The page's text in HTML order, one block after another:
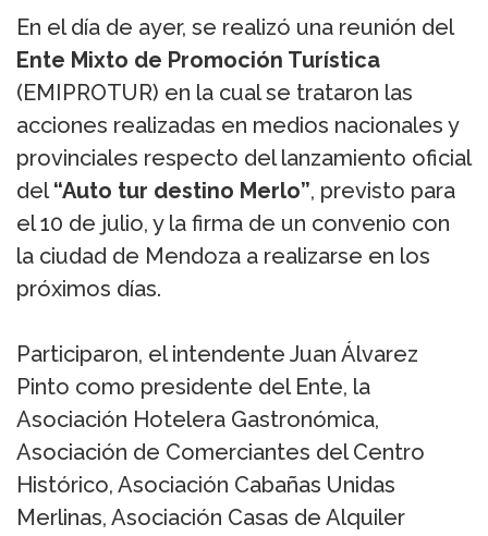
En el día de ayer, se realizó una reunión del
Ente Mixto de Promoción Turística
(EMIPROTUR) en la cual se trataron las
acciones realizadas en medios nacionales y
provinciales respecto del lanzamiento oficial
del“Auto tur destino Merlo”, previsto para
el 10 de julio, y la firma de un convenio con
la ciudad de Mendoza a realizarse en los
próximos días.
Participaron, el intendente Juan Álvarez
Pinto como presidente del Ente, la
Asociación Hotelera Gastronómica,
Asociación de Comerciantes del Centro
Histórico, Asociación Cabañas Unidas
Merlinas, Asociación Casas de Alquiler